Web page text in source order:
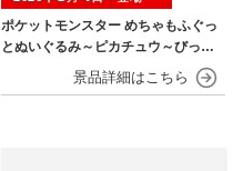
ポケットモンスター めちゃもふぐっ
とぬいぐるみ～ピカチュウ～びっく